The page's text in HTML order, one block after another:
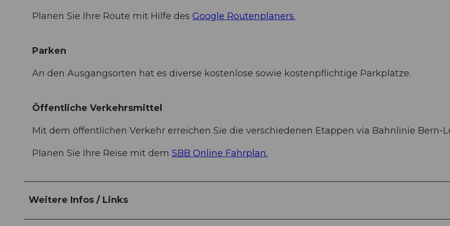
Planen Sie Ihre Route mit Hilfe des Google Routenplaners.
Parken
An den Ausgangsorten hat es diverse kostenlose sowie kostenpflichtige Parkplätze.
Öffentliche Verkehrsmittel
Mit dem öffentlichen Verkehr erreichen Sie die verschiedenen Etappen via Bahnlinie Bern-
Planen Sie Ihre Reise mit dem SBB Online Fahrplan.
Weitere Infos / Links